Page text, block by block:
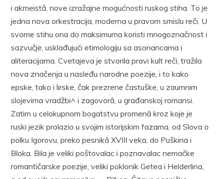
i akmeistâ, nove izražajne mogućnosti ruskog stiha. To je
jedna nova orkestracija, moderna u pravom smislu reči. U
svome stihu ona do maksimuma koristi mnogoznačnost i
sazvučje, usklađujući etimologiju sa asonancama i
aliteracijama. Cvetajeva je stvorila pravi kult reči, tražila
nova značenja u nasleđu narodne poezije, i to kako
epske, tako i lirske, čak prezrene častuške, u zaumnim
slojevima vradžbi^ i zagovorâ, u građanskoj romansi.
Zatim u celokupnom bogatstvu promenâ kroz koje je
ruski jezik prolazio u svojim istorijskim fazama, od Slova o
polku Igorovu, preko pesnikâ XVIII veka, do Puškina i
Bloka. Bila je veliki poštovalac i poznavalac nemačke
romantičarske poezije, veliki poklonik Getea i Helderlina,